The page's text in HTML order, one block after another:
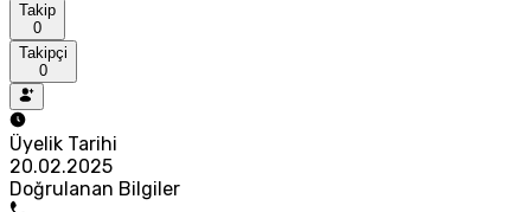
Takip
0
Takipçi
0
Üyelik Tarihi
20.02.2025
Doğrulanan Bilgiler